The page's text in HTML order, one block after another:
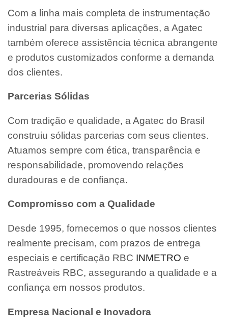
Com a linha mais completa de instrumentação
industrial para diversas aplicações, a Agatec
também oferece assistência técnica abrangente
e produtos customizados conforme a demanda
dos clientes.
Parcerias Sólidas
Com tradição e qualidade, a Agatec do Brasil
construiu sólidas parcerias com seus clientes.
Atuamos sempre com ética, transparência e
responsabilidade, promovendo relações
duradouras e de confiança.
Compromisso com a Qualidade
Desde 1995, fornecemos o que nossos clientes
realmente precisam, com prazos de entrega
especiais e certificação RBC INMETRO e
Rastreáveis RBC, assegurando a qualidade e a
confiança em nossos produtos.
Empresa Nacional e Inovadora